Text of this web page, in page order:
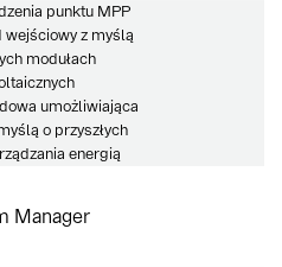
punktu MPP
wejściowy z myślą
modułach
umożliwiająca
o przyszłych
energią
Manager